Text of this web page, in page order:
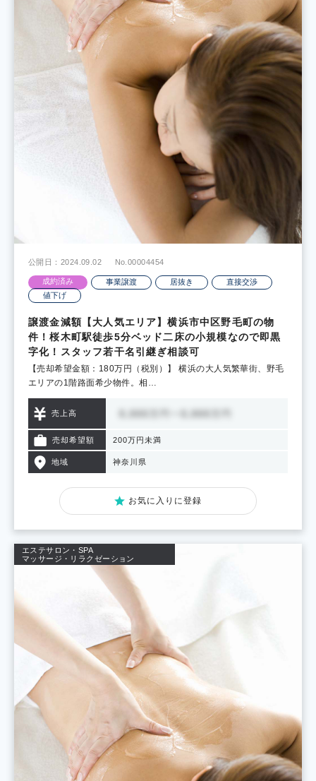
公開日：2024.09.02 No.00004454
成約済み 事業譲渡 居抜き
直接交渉
値下げ
譲渡金減額【大人気エリア】横浜市中区野毛町の物
件！桜木町駅徒歩5分ベッド二床の小規模なので即黒
字化！スタッフ若干名引継ぎ相談可
【売却希望金額：180万円（税別）】 横浜の大人気繁華街、野毛
エリアの1階路面希少物件。相…
売上高
売却希望額 200万円未満
地域 神奈川県
お気に入りに登録
エステサロン・SPA
マッサージ・リラクゼーション